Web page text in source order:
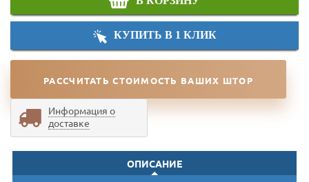
КУПИТЬ В 1 КЛИК
РАССЧИТАТЬ СТОИМОСТЬ ВАШИХ ШТОР
Информация о
доставке
ОПИСАНИЕ